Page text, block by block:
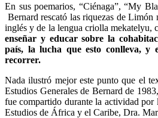
En sus poemarios, “Ciénaga”, “My
Bernard rescató las riquezas de Limón
inglés y de la lengua criolla mekatelyu,
enseñar y educar sobre la
país, la lucha que esto conlleva, y
recorrer.
Nada ilustró mejor este punto que el
Estudios Generales de Bernard de
fue compartido durante la actividad por
Estudios de África y el Caribe, Dra.